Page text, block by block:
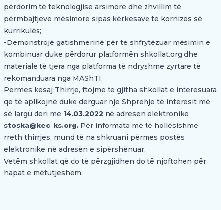
përdorim të teknologjisë arsimore dhe zhvillim të
përmbajtjeve mësimore sipas kërkesave të kornizës së
kurrikulës;
-Demonstrojë gatishmërinë për të shfrytëzuar mësimin e
kombinuar duke përdorur platformën shkollat.org dhe
materiale të tjera nga platforma të ndryshme zyrtare të
rekomanduara nga MAShTI.
Përmes kësaj Thirrje, ftojmë të gjitha shkollat e interesuara
që të aplikojnë duke dërguar një Shprehje të interesit më
së largu deri me 14.03.2022 në adresën elektronike
stoska@kec-ks.org. Për informata më të hollësishme
rreth thirrjes, mund të na shkruani përmes postës
elektronike në adresën e sipërshënuar.
Vetëm shkollat që do të përzgjidhen do të njoftohen për
hapat e mëtutjeshëm.